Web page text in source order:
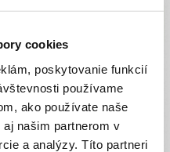
cookies
poskytovanie funkcií
používame
ako používate naše
našim partnerom v
a analýzy. Títo partneri
neváhajte kontaktovať